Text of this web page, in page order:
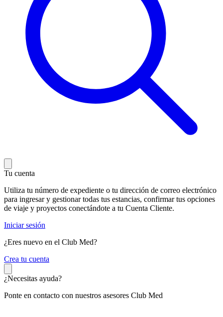
Tu cuenta
Utiliza tu número de expediente o tu dirección de correo electrónico
para ingresar y gestionar todas tus estancias, confirmar tus opciones
de viaje y proyectos conectándote a tu Cuenta Cliente.
Iniciar sesión
¿Eres nuevo en el Club Med?
Crea tu cuenta
¿Necesitas ayuda?
Ponte en contacto con nuestros asesores Club Med